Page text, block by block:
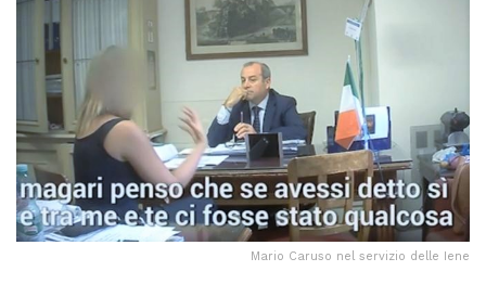
Mario Caruso nel servizio delle Iene